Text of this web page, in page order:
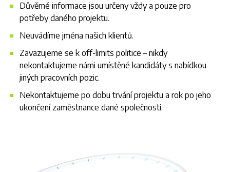
Důvěrné informace jsou určeny vždy a pouze pro
potřeby daného projektu.
Neuvádíme jména našich klientů.
Zavazujeme se k off-limits politice – nikdy
nekontaktujeme námi umístěné kandidáty s nabídkou
jiných pracovních pozic.
Nekontaktujeme po dobu trvání projektu a rok po jeho
ukončení zaměstnance dané společnosti.